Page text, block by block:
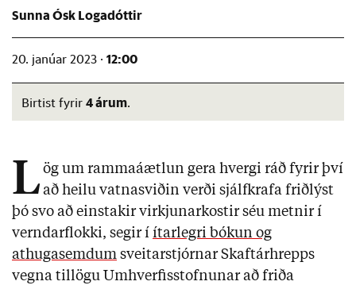
Sunna Ósk Logadóttir
20. janúar 2023 · 12:00
Birtist fyrir 4 árum.
L ög um rammaáætlun gera hvergi ráð fyrir því
að heilu vatnasviðin verði sjálfkrafa friðlýst
þó svo að einstakir virkjunarkostir séu metnir í
verndarflokki, segir í ítarlegri bókun og
athugasemdum sveitarstjórnar Skaftárhrepps
vegna tillögu Umhverfisstofnunar að friða